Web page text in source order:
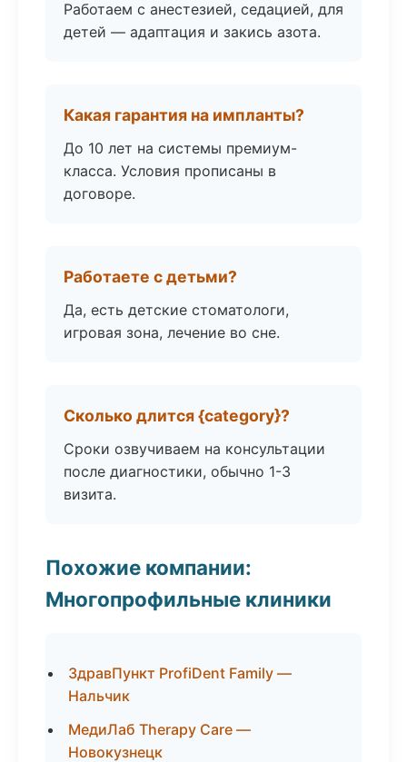
Работаем с анестезией, седацией, для
детей — адаптация и закись азота.
Какая гарантия на импланты?
До 10 лет на системы премиум-
класса. Условия прописаны в
договоре.
Работаете с детьми?
Да, есть детские стоматологи,
игровая зона, лечение во сне.
Сколько длится {category}?
Сроки озвучиваем на консультации
после диагностики, обычно 1-3
визита.
Похожие компании:
Многопрофильные клиники
ЗдравПункт ProfiDent Family —
Нальчик
МедиЛаб Therapy Care —
Новокузнецк